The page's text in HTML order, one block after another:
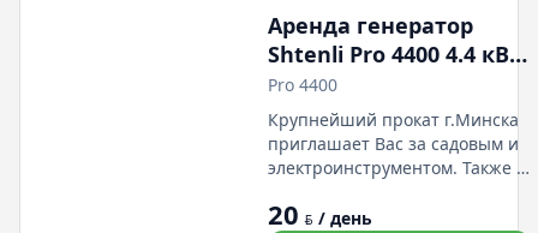
Аренда генератор
Shtenli Pro 4400 4.4 кВт
1 фаза 220V
Pro 4400
Крупнейший прокат г.Минска
приглашает Вас за садовым и
электроинструментом. Также у
авто и грузовые
20 BYN / день